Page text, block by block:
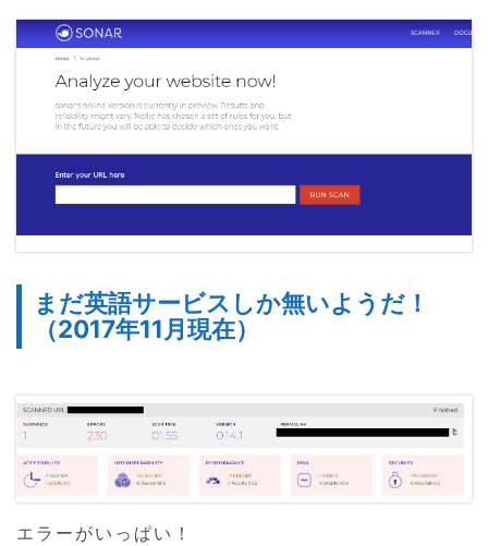
まだ英語サービスしか無いようだ！
（2017年11月現在）
エラーがいっぱい！